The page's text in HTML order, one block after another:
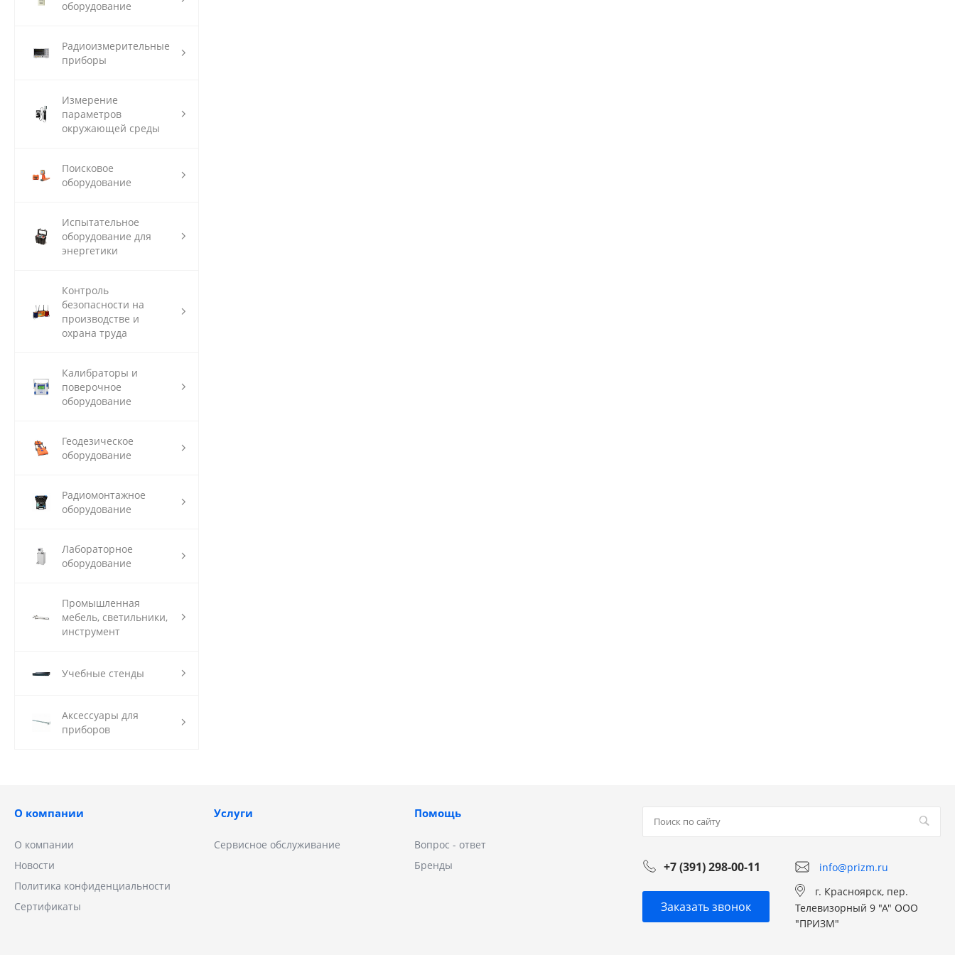
оборудование
Радиоизмерительные
приборы
Измерение
параметров
окружающей среды
Поисковое
оборудование
Испытательное
оборудование для
энергетики
Контроль
безопасности на
производстве и
охрана труда
Калибраторы и
поверочное
оборудование
Геодезическое
оборудование
Радиомонтажное
оборудование
Лабораторное
оборудование
Промышленная
мебель, светильники,
инструмент
Учебные стенды
Аксессуары для
приборов
О компании
О компании
Новости
Политика конфиденциальности
Сертификаты
Услуги
Сервисное обслуживание
Помощь
Вопрос - ответ
Бренды
+7 (391) 298-00-11 info@prizm.ru
Заказать звонок
г. Красноярск, пер.
Телевизорный 9 "А" ООО
"ПРИЗМ"